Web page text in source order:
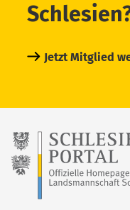
Jetzt Mitglied